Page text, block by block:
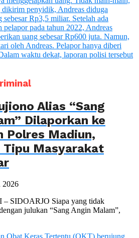
Alias “Sang
Dilaporkan ke
Polres Madiun,
Tipu Masyarakat
2026
SIDOARJO Siapa yang tidak
julukan “Sang Angin Malam”,